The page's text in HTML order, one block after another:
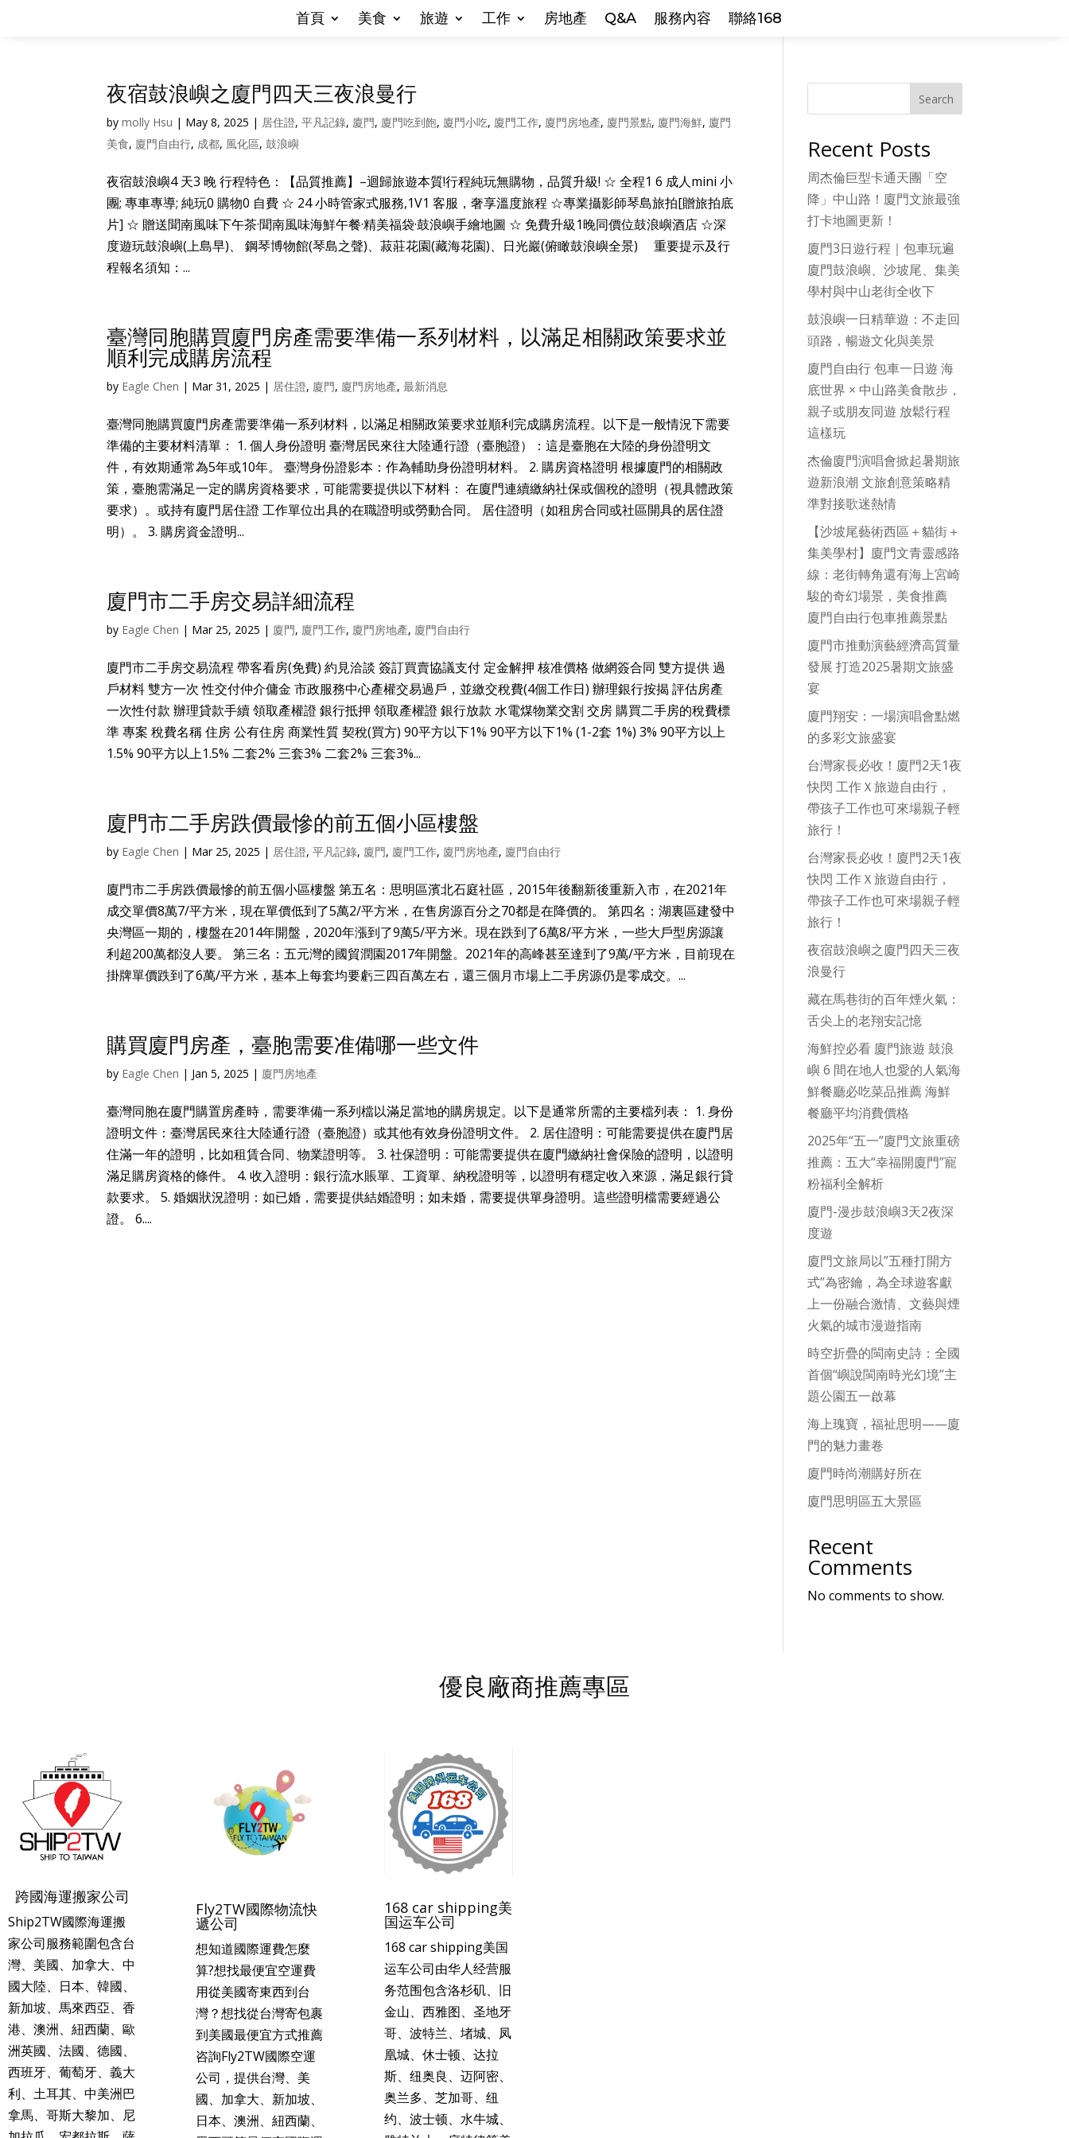
首頁 美食 旅遊 工作 房地產 Q&A 服務內容 聯絡168
夜宿鼓浪嶼之廈門四天三夜浪曼行
bymolly Hsu | May 8, 2025 | 居住證,平凡記錄, 廈門, 廈門吃到飽, 廈門小吃, 廈門工作, 廈門房地產, 廈門景點, 廈門海鮮, 廈門
美食, 廈門自由行, 成都, 風化區,鼓浪嶼
夜宿鼓浪嶼4 天3 晚 行程特色：【品質推薦】–迴歸旅遊本質!行程純玩無購物，品質升級! ☆ 全程1 6 成人mini 小
團; 專車專導; 純玩0 購物0 自費 ☆ 24 小時管家式服務,1V1 客服，奢享溫度旅程 ☆專業攝影師琴島旅拍[贈旅拍底
片] ☆ 贈送聞南風味下午茶·聞南風味海鮮午餐·精美福袋·鼓浪嶼手繪地圖 ☆ 免費升級1晚同價位鼓浪嶼酒店 ☆深
度遊玩鼓浪嶼(上島早)、 鋼琴博物館(琴島之聲)、菽莊花園(藏海花園)、日光巖(俯瞰鼓浪嶼全景) 重要提示及行
程報名須知：...
臺灣同胞購買廈門房產需要準備一系列材料，以滿足相關政策要求並
順利完成購房流程
by Eagle Chen | Mar 31, 2025 | 居住證, 廈門, 廈門房地產,最新消息
臺灣同胞購買廈門房產需要準備一系列材料，以滿足相關政策要求並順利完成購房流程。以下是一般情況下需要
準備的主要材料清單： 1. 個人身份證明 臺灣居民來往大陸通行證（臺胞證）：這是臺胞在大陸的身份證明文
件，有效期通常為5年或10年。 臺灣身份證影本：作為輔助身份證明材料。 2. 購房資格證明 根據廈門的相關政
策，臺胞需滿足一定的購房資格要求，可能需要提供以下材料： 在廈門連續繳納社保或個稅的證明（視具體政策
要求）。或持有廈門居住證 工作單位出具的在職證明或勞動合同。 居住證明（如租房合同或社區開具的居住證
明）。 3. 購房資金證明...
廈門市二手房交易詳細流程
by Eagle Chen | Mar 25, 2025 | 廈門, 廈門工作, 廈門房地產, 廈門自由行
廈門市二手房交易流程 帶客看房(免費) 約見洽談 簽訂買賣協議支付 定金解押 核准價格 做網簽合同 雙方提供 過
戶材料 雙方一次 性交付仲介傭金 市政服務中心產權交易過戶，並繳交稅費(4個工作日) 辦理銀行按揭 評估房產
一次性付款 辦理貸款手續 領取產權證 銀行抵押 領取產權證 銀行放款 水電煤物業交割 交房 購買二手房的稅費標
準 專案 稅費名稱 住房 公有住房 商業性質 契稅(買方) 90平方以下1% 90平方以下1% (1-2套 1%) 3% 90平方以上
1.5% 90平方以上1.5% 二套2% 三套3% 二套2% 三套3%...
廈門市二手房跌價最慘的前五個小區樓盤
by Eagle Chen | Mar 25, 2025 | 居住證,平凡記錄, 廈門, 廈門工作, 廈門房地產, 廈門自由行
廈門市二手房跌價最慘的前五個小區樓盤 第五名：思明區濱北石庭社區，2015年後翻新後重新入市，在2021年
成交單價8萬7/平方米，現在單價低到了5萬2/平方米，在售房源百分之70都是在降價的。 第四名：湖裏區建發中
央灣區一期的，樓盤在2014年開盤，2020年漲到了9萬5/平方米。現在跌到了6萬8/平方米，一些大戶型房源讓
利超200萬都沒人要。 第三名：五元灣的國貿潤園2017年開盤。2021年的高峰甚至達到了9萬/平方米，目前現在
掛牌單價跌到了6萬/平方米，基本上每套均要虧三四百萬左右，還三個月市場上二手房源仍是零成交。...
購買廈門房產，臺胞需要准備哪一些文件
by Eagle Chen | Jan 5, 2025 | 廈門房地產
臺灣同胞在廈門購置房產時，需要準備一系列檔以滿足當地的購房規定。以下是通常所需的主要檔列表： 1. 身份
證明文件：臺灣居民來往大陸通行證（臺胞證）或其他有效身份證明文件。 2. 居住證明：可能需要提供在廈門居
住滿一年的證明，比如租賃合同、物業證明等。 3. 社保證明：可能需要提供在廈門繳納社會保險的證明，以證明
滿足購房資格的條件。 4. 收入證明：銀行流水賬單、工資單、納稅證明等，以證明有穩定收入來源，滿足銀行貸
款要求。 5. 婚姻狀況證明：如已婚，需要提供結婚證明；如未婚，需要提供單身證明。這些證明檔需要經過公
證。 6....
Search
Recent Posts
周杰倫巨型卡通天團「空
降」中山路！廈門文旅最強
打卡地圖更新！
廈門3日遊行程｜包車玩遍
廈門鼓浪嶼、沙坡尾、集美
學村與中山老街全收下
鼓浪嶼一日精華遊：不走回
頭路，暢遊文化與美景
廈門自由行 包車一日遊 海
底世界 × 中山路美食散步，
親子或朋友同遊 放鬆行程
這樣玩
杰倫廈門演唱會掀起暑期旅
遊新浪潮 文旅創意策略精
準對接歌迷熱情
【沙坡尾藝術西區＋貓街＋
集美學村】廈門文青靈感路
線：老街轉角還有海上宮崎
駿的奇幻場景，美食推薦
廈門自由行包車推薦景點
廈門市推動演藝經濟高質量
發展 打造2025暑期文旅盛
宴
廈門翔安：一場演唱會點燃
的多彩文旅盛宴
台灣家長必收！廈門2天1夜
快閃 工作Ｘ旅遊自由行，
帶孩子工作也可來場親子輕
旅行！
台灣家長必收！廈門2天1夜
快閃 工作Ｘ旅遊自由行，
帶孩子工作也可來場親子輕
旅行！
夜宿鼓浪嶼之廈門四天三夜
浪曼行
藏在馬巷街的百年煙火氣：
舌尖上的老翔安記憶
海鮮控必看 廈門旅遊 鼓浪
嶼 6 間在地人也愛的人氣海
鮮餐廳必吃菜品推薦 海鮮
餐廳平均消費價格
2025年“五一”廈門文旅重磅
推薦：五大“幸福開廈門”寵
粉福利全解析
廈門-漫步鼓浪嶼3天2夜深
度遊
廈門文旅局以”五種打開方
式”為密鑰，為全球遊客獻
上一份融合激情、文藝與煙
火氣的城市漫遊指南
時空折疊的閩南史詩：全國
首個“嶼說閩南時光幻境”主
題公園五一啟幕
海上瑰寶，福祉思明——廈
門的魅力畫卷
廈門時尚潮購好所在
廈門思明區五大景區
Recent
Comments
No comments to show.
優良廠商推薦專區
跨國海運搬家公司
Ship2TW國際海運搬
家公司服務範圍包含台
灣、美國、加拿大、中
國大陸、日本、韓國、
新加坡、馬來西亞、香
港、澳洲、紐西蘭、歐
洲英國、法國、德國、
西班牙、葡萄牙、義大
利、土耳其、中美洲巴
拿馬、哥斯大黎加、尼
Fly2TW國際物流快
遞公司
想知道國際運費怎麼
算?想找最便宜空運費
用從美國寄東西到台
灣？想找從台灣寄包裹
到美國最便宜方式推薦
咨詢Fly2TW國際空運
公司，提供台灣、美
國、加拿大、新加坡、
日本、澳洲、紐西蘭、
168 car shipping美
国运车公司
168 car shipping美国
运车公司由华人经营服
务范围包含洛杉矶、旧
金山、西雅图、圣地牙
哥、波特兰、堵城、凤
凰城、休士顿、达拉
斯、纽奥良、迈阿密、
奥兰多、芝加哥、纽
约、波士顿、水牛城、